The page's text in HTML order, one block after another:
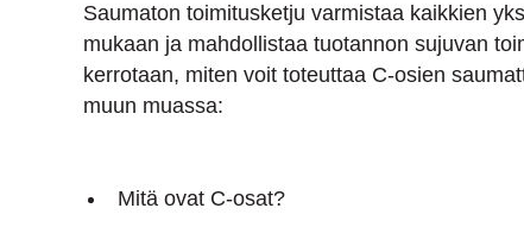
Saumaton toimitusketju varmistaa kaikkien
mukaan ja mahdollistaa tuotannon sujuvan
kerrotaan, miten voit toteuttaa C-osien
muun muassa:
Mitä ovat C-osat?